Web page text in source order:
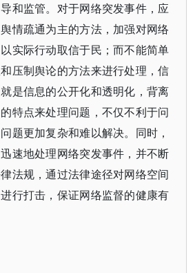
和监管。对于网络突发事件，应
情疏通为主的方法，加强对网络
实际行动取信于民；而不能简单
压制舆论的方法来进行处理，信
是信息的公开化和透明化，背离
特点来处理问题，不仅不利于问
题更加复杂和难以解决。同时，
速地处理网络突发事件，并不断
法规，通过法律途径对网络空间
行打击，保证网络监督的健康有